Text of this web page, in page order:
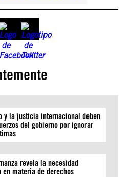
y la justicia internacional deben
del gobierno por ignorar
revela la necesidad
materia de derechos